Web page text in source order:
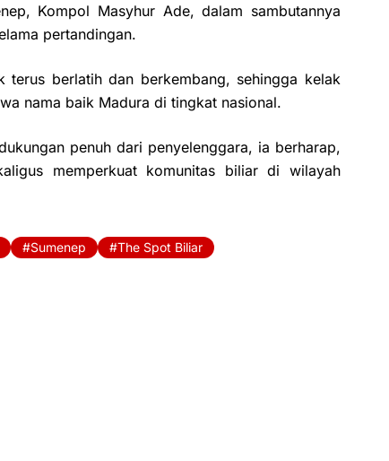
Kompol Masyhur Ade, dalam sambutannya
pertandingan.
terus berlatih dan berkembang, sehingga kelak
nama baik Madura di tingkat nasional.
penuh dari penyelenggara, ia berharap,
memperkuat komunitas biliar di wilayah
Sumenep The Spot Biliar